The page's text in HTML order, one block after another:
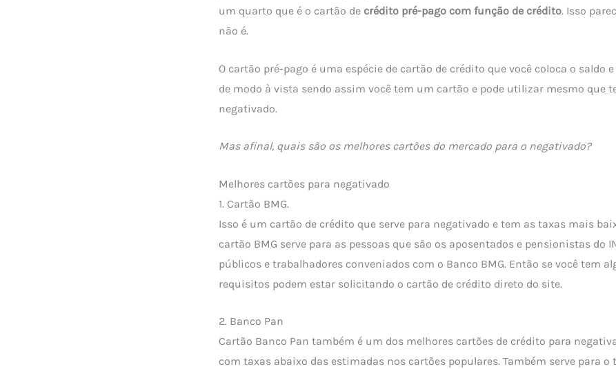
um quarto que é o cartão de crédito pré-pago com função de crédito. Isso
não é.
O cartão pré-pago é uma espécie de cartão de crédito que você coloca o saldo
de modo à vista sendo assim você tem um cartão e pode utilizar mesmo que
negativado.
Mas afinal, quais são os melhores cartões do mercado para o negativado?
Melhores cartões para negativado
1. Cartão BMG.
Isso é um cartão de crédito que serve para negativado e tem as taxas mais
cartão BMG serve para as pessoas que são os aposentados e pensionistas do
públicos e trabalhadores conveniados com o Banco BMG. Então se você tem
requisitos podem estar solicitando o cartão de crédito direto do site.
2. Banco Pan
Cartão Banco Pan também é um dos melhores cartões de crédito para
com taxas abaixo das estimadas nos cartões populares. Também serve para o